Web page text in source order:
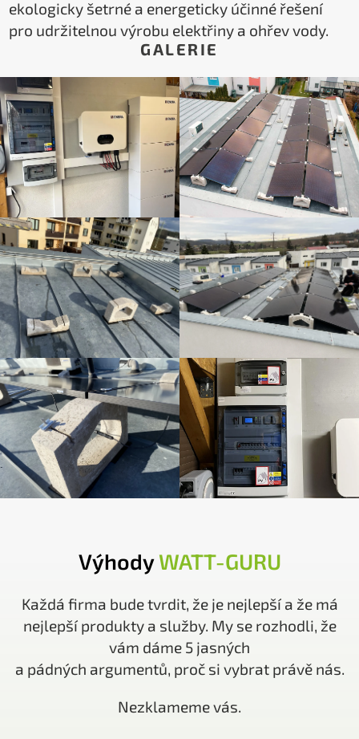
ekologicky šetrné a energeticky účinné řešení
pro udržitelnou výrobu elektřiny a ohřev vody.
GALERIE
VýhodyWATT-GURU
Každá firma bude tvrdit, že je nejlepší a že má
nejlepší produkty a služby. My se rozhodli, že
vám dáme 5 jasných
a pádných argumentů, proč si vybrat právě nás.
Nezklameme vás.